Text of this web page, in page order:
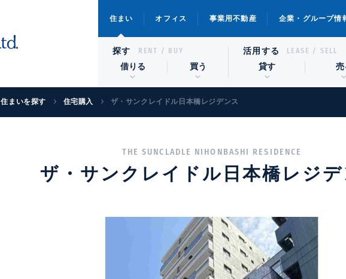
住まい オフィス 事業用不動産 企業・グループ情
探す RENT / BUY
借りる 買う
活用する LEASE / SELL
貸す 売
住まいを探す 住宅購入 ザ・サンクレイドル日本橋レジデンス
THE SUNCLADLE NIHONBASHI RESIDENCE
ザ・サンクレイドル日本橋レジ